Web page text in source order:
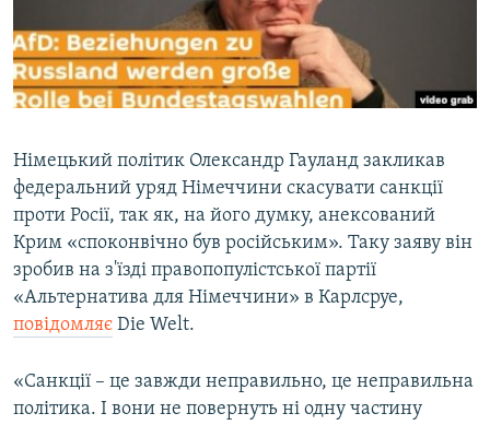
ВІДЕОУРОКИ «ELIFBE»
СВІДЧЕННЯ ОКУПАЦІЇ
УКРАЇНСЬКА ПРОБЛЕМА КРИМУ
Русский
Qırımtatar
Усі сайти RFE/RL
Німецький політик Олександр Гауланд закликав
федеральний уряд Німеччини скасувати санкції
проти Росії, так як, на його думку, анексований
Крим «споконвічно був російським». Таку заяву він
зробив на з'їзді правопопулістської партії
«Альтернатива для Німеччини» в Карлсруе,
повідомляє Die Welt.
«Санкції – це завжди неправильно, це неправильна
політика. І вони не повернуть ні одну частину